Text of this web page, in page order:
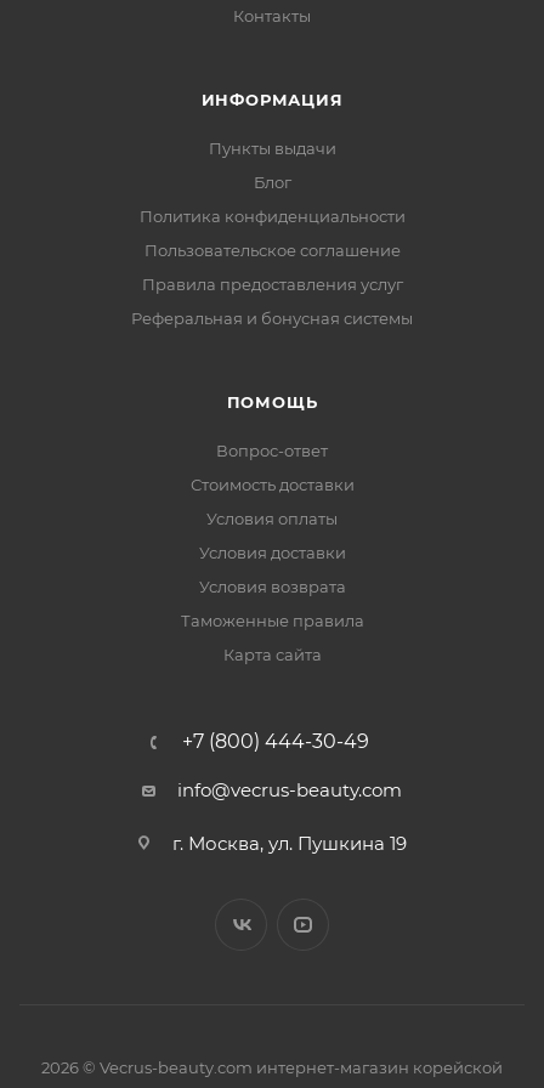
Контакты
ИНФОРМАЦИЯ
Пункты выдачи
Блог
Политика конфиденциальности
Пользовательское соглашение
Правила предоставления услуг
Реферальная и бонусная системы
ПОМОЩЬ
Вопрос-ответ
Стоимость доставки
Условия оплаты
Условия доставки
Условия возврата
Таможенные правила
Карта сайта
+7 (800) 444-30-49
info@vecrus-beauty.com
г. Москва, ул. Пушкина 19
2026 © Vecrus-beauty.com интернет-магазин корейской